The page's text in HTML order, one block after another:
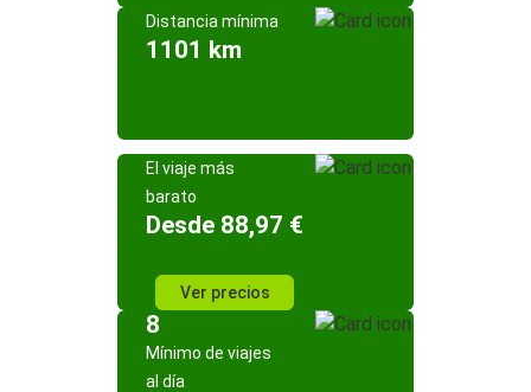
Distancia mínima
1101 km
El viaje más
barato
Desde 88,97 €
Ver precios
8
Mínimo de viajes
al día